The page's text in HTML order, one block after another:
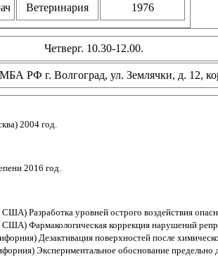
Ветеринария 1976
Четверг. 10.30-12.00.
г. Волгоград, ул. Землячки, д. 12,
2004 год.
2016 год.
Разработка уровней острого воздействия
Фармакологическая коррекция нарушений
Дезактивация поверхностей после
Экспериментальное обоснование предельно